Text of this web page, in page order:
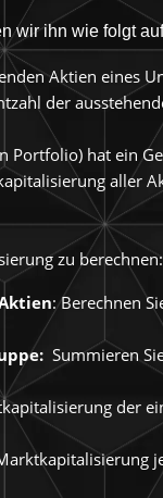
wir ihn wie folgt
Aktien eines
der
Portfolio) hat ein
aller
zu berechnen:
: Berechnen
Summieren
der